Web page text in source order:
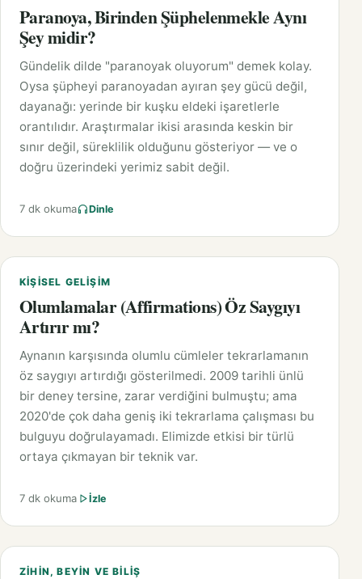
Paranoya, Birinden Şüphelenmekle Aynı
Şey midir?
Gündelik dilde "paranoyak oluyorum" demek kolay.
Oysa şüpheyi paranoyadan ayıran şey gücü değil,
dayanağı: yerinde bir kuşku eldeki işaretlerle
orantılıdır. Araştırmalar ikisi arasında keskin bir
sınır değil, süreklilik olduğunu gösteriyor — ve o
doğru üzerindeki yerimiz sabit değil.
7 dk okuma Dinle
KIŞISEL GELIŞIM
Olumlamalar (Affirmations) Öz Saygıyı
Artırır mı?
Aynanın karşısında olumlu cümleler tekrarlamanın
öz saygıyı artırdığı gösterilmedi. 2009 tarihli ünlü
bir deney tersine, zarar verdiğini bulmuştu; ama
2020'de çok daha geniş iki tekrarlama çalışması bu
bulguyu doğrulayamadı. Elimizde etkisi bir türlü
ortaya çıkmayan bir teknik var.
7 dk okuma İzle
ZIHIN, BEYIN VE BILIŞ